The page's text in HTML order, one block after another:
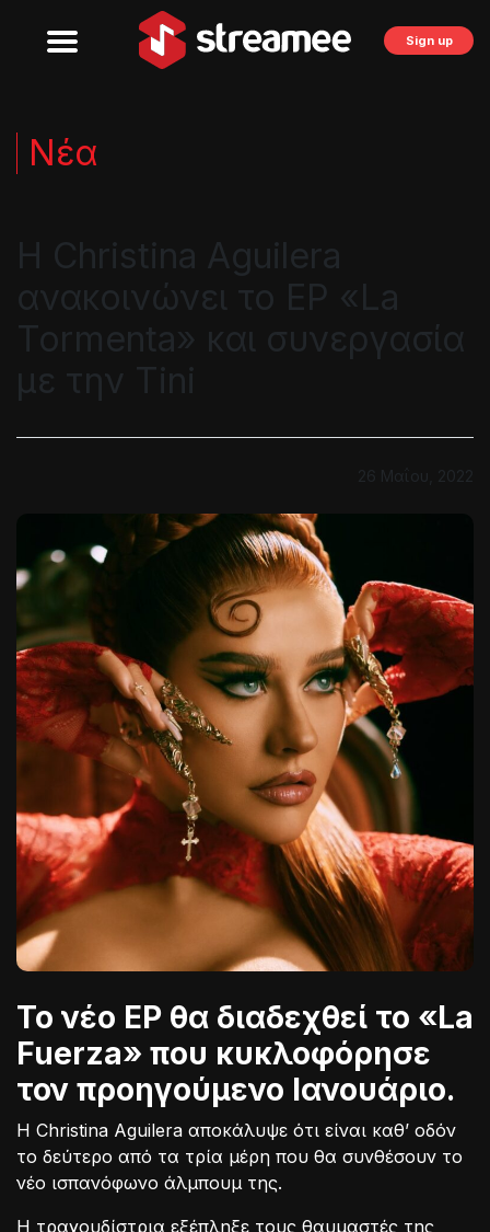
Sign up
Νέα
Η Christina Aguilera
ανακοινώνει το EP «La
Tormenta» και συνεργασία
με την Tini
26 Μαΐου, 2022
Το νέο EP θα διαδεχθεί το «La
Fuerza» που κυκλοφόρησε
τον προηγούμενο Ιανουάριο.
Η Christina Aguilera αποκάλυψε ότι είναι καθ’ οδόν
το δεύτερο από τα τρία μέρη που θα συνθέσουν το
νέο ισπανόφωνο άλμπουμ της.
Η τραγουδίστρια εξέπληξε τους θαυμαστές της